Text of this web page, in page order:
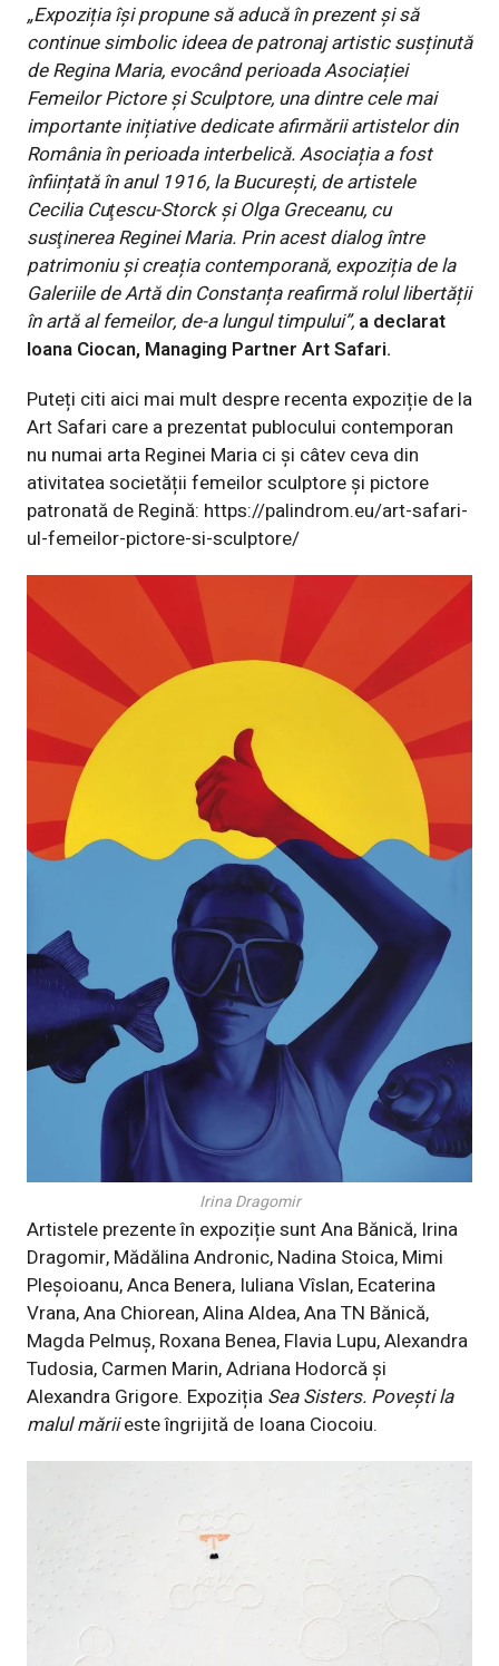
„Expoziția își propune să aducă în prezent și să
continue simbolic ideea de patronaj artistic susținută
de Regina Maria, evocând perioada Asociației
Femeilor Pictore și Sculptore, una dintre cele mai
importante inițiative dedicate afirmării artistelor din
România în perioada interbelică. Asociația a fost
înființată în anul 1916, la București, de artistele
Cecilia Cuţescu-Storck și Olga Greceanu, cu
susţinerea Reginei Maria. Prin acest dialog între
patrimoniu și creația contemporană, expoziția de la
Galeriile de Artă din Constanța reafirmă rolul libertății
în artă al femeilor, de-a lungul timpului”, a declarat
Ioana Ciocan, Managing Partner Art Safari.
Puteți citi aici mai mult despre recenta expoziție de la
Art Safari care a prezentat publocului contemporan
nu numai arta Reginei Maria ci și câtev ceva din
ativitatea societății femeilor sculptore și pictore
patronată de Regină: https://palindrom.eu/art-safari-
ul-femeilor-pictore-si-sculptore/
Irina Dragomir
Artistele prezente în expoziție sunt Ana Bănică, Irina
Dragomir, Mădălina Andronic, Nadina Stoica, Mimi
Pleșoioanu, Anca Benera, Iuliana Vîslan, Ecaterina
Vrana, Ana Chiorean, Alina Aldea, Ana TN Bănică,
Magda Pelmuș, Roxana Benea, Flavia Lupu, Alexandra
Tudosia, Carmen Marin, Adriana Hodorcă și
Alexandra Grigore. Expoziția Sea Sisters. Povești la
malul măriieste îngrijită de Ioana Ciocoiu.